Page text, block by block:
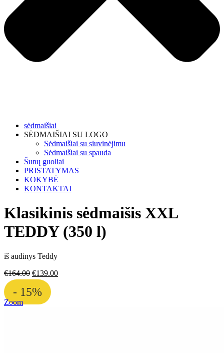
sėdmaišiai
SĖDMAIŠIAI SU LOGO
Sėdmaišiai su siuvinėjimu
Sėdmaišiai su spauda
Šunų guoliai
PRISTATYMAS
KOKYBĖ
KONTAKTAI
Klasikinis sėdmaišis XXL
TEDDY (350 l)
iš audinys Teddy
€164.00 €139.00
- 15%
Zoom